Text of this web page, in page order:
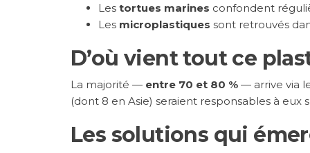
Les tortues marines confondent
Les microplastiques sont retrouvés
D’où vient tout ce
La majorité — entre 70 et 80 % — arrive via
(dont 8 en Asie) seraient responsables à eux
Les solutions qui